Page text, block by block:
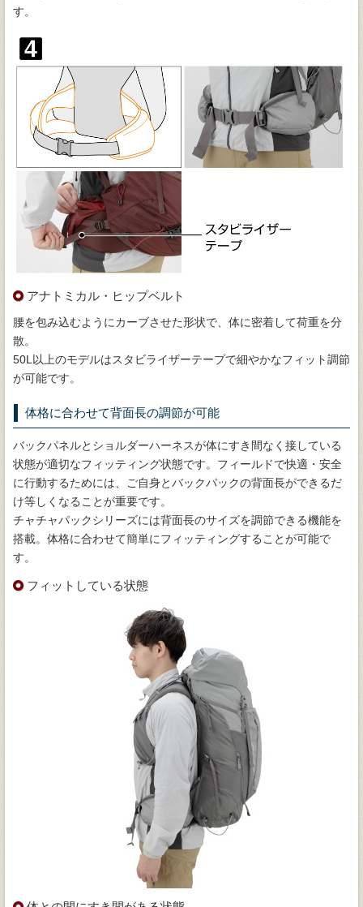
す。
アナトミカル・ヒップベルト
腰を包み込むようにカーブさせた形状で、体に密着して荷重を分
散。
50L以上のモデルはスタビライザーテープで細やかなフィット調節
が可能です。
体格に合わせて背面長の調節が可能
バックパネルとショルダーハーネスが体にすき間なく接している
状態が適切なフィッティング状態です。フィールドで快適・安全
に行動するためには、ご自身とバックパックの背面長ができるだ
け等しくなることが重要です。
チャチャパックシリーズには背面長のサイズを調節できる機能を
搭載。体格に合わせて簡単にフィッティングすることが可能で
す。
フィットしている状態